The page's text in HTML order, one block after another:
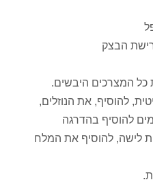
המצרכים היבשים.
להוסיף, את הנוזלים,
להוסיף בהדרגה
לצורך.לאחר 3 דקות לישה, להוסיף את המלח